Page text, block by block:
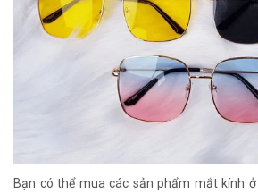
Bạn có thể mua các sản phẩm mắt kính ở